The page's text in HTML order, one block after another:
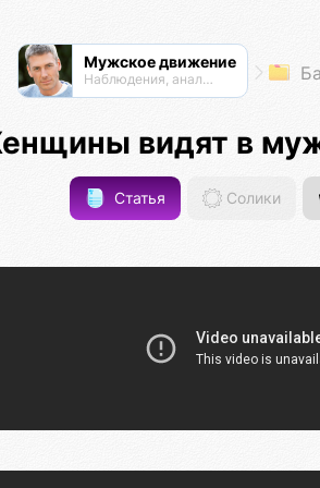
Мужское движение
Наблюдения, анализ, обсуждения
видят в
Статья Солики